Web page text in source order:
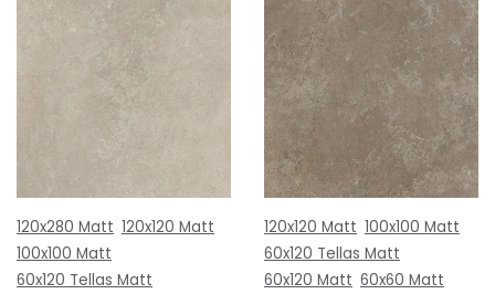
120x280 Matt 120x120 Matt
100x100 Matt
60x120 Tellas Matt
120x120 Matt 100x100 Matt
60x120 Tellas Matt
60x120 Matt 60x60 Matt